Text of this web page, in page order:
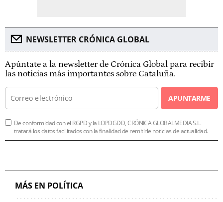
NEWSLETTER CRÓNICA GLOBAL
Apúntate a la newsletter de Crónica Global para recibir
las noticias más importantes sobre Cataluña.
APUNTARME
De conformidad con el RGPD y la LOPDGDD, CRÓNICA GLOBALMEDIA S.L.
tratará los datos facilitados con la finalidad de remitirle noticias de actualidad.
MÁS EN POLÍTICA